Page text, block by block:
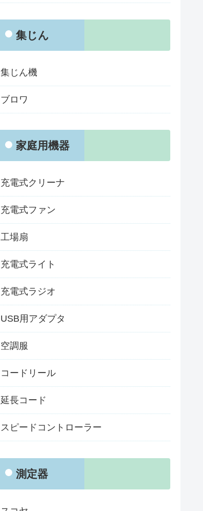
集じん
集じん機
ブロワ
家庭用機器
充電式クリーナ
充電式ファン
工場扇
充電式ライト
充電式ラジオ
USB用アダプタ
空調服
コードリール
延長コード
スピードコントローラー
測定器